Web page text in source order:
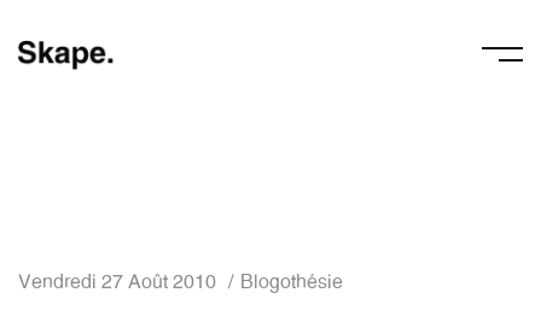
Vendredi 27 Août 2010 Blogothésie